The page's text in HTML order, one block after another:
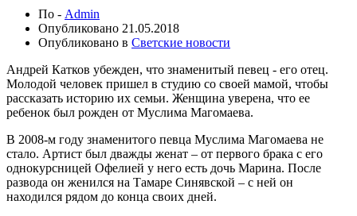
По - Admin
Опубликовано 21.05.2018
Опубликовано в Светские новости
Андрей Катков убежден, что знаменитый певец - его отец.
Молодой человек пришел в студию со своей мамой, чтобы
рассказать историю их семьи. Женщина уверена, что ее
ребенок был рожден от Муслима Магомаева.
В 2008-м году знаменитого певца Муслима Магомаева не
стало. Артист был дважды женат – от первого брака с его
однокурсницей Офелией у него есть дочь Марина. После
развода он женился на Тамаре Синявской – с ней он
находился рядом до конца своих дней.